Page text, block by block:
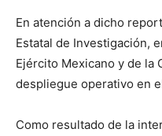
En atención a dicho
Estatal de Investigación,
Ejército Mexicano y de la
despliegue operativo en
Como resultado de la